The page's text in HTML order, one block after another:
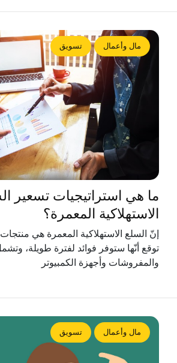
مال وأعمال تسويق
ما هي استراتيجيات تسعير
الاستهلاكية المعمرة؟
إنّ السلع الاستهلاكية المعمرة هي
توقع أنّها ستوفر فوائد لفترة طويلة،
والمفروشات وأجهزة الكمبيوتر
مال وأعمال تسويق